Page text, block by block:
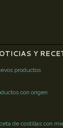
Y
productos
con origen
de costillas con